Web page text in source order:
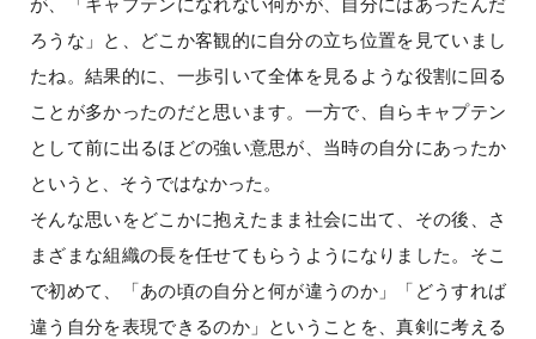
ろうな」と、どこか客観的に自分の立ち位置を見ていまし
たね。結果的に、一歩引いて全体を見るような役割に回る
ことが多かったのだと思います。一方で、自らキャプテン
として前に出るほどの強い意思が、当時の自分にあったか
というと、そうではなかった。
そんな思いをどこかに抱えたまま社会に出て、その後、さ
まざまな組織の長を任せてもらうようになりました。そこ
で初めて、「あの頃の自分と何が違うのか」「どうすれば
違う自分を表現できるのか」ということを、真剣に考える